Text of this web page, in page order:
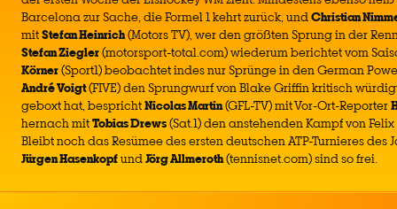
Barcelona zur Sache, die Formel 1 kehrt zurück, undChristian
mitStefan Heinrich(Motors TV), wer den größten Sprung in der
Stefan Ziegler(motorsport-total.com) wiederum berichtet vom
Körner(Sport1) beobachtet indes nur Sprünge in den German
André Voigt(FIVE) den Sprungwurf von Blake Griffin kritisch
geboxt hat, besprichtNicolas Martin(GFL-TV) mit Vor-Ort-Reporter
hernach mitTobias Drews(Sat.1) den anstehenden Kampf von
Bleibt noch das Resümee des ersten deutschen ATP-Turnieres des
Jürgen HasenkopfundJörg Allmeroth(tennisnet.com) sind so frei.